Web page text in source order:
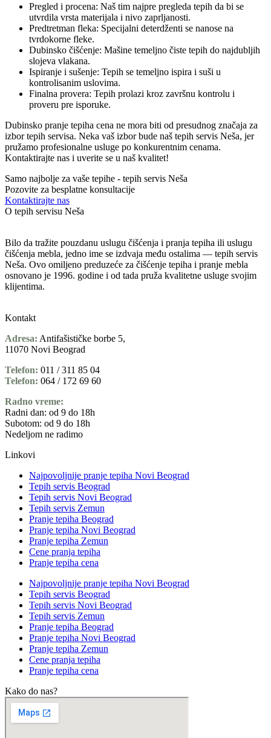
Pregled i procena: Naš tim najpre pregleda tepih da bi se
utvrdila vrsta materijala i nivo zaprljanosti.
Predtretman fleka: Specijalni deterdženti se nanose na
tvrdokorne fleke.
Dubinsko čišćenje: Mašine temeljno čiste tepih do najdubljih
slojeva vlakana.
Ispiranje i sušenje: Tepih se temeljno ispira i suši u
kontrolisanim uslovima.
Finalna provera: Tepih prolazi kroz završnu kontrolu i
proveru pre isporuke.
Dubinsko pranje tepiha cena ne mora biti od presudnog značaja za
izbor tepih servisa. Neka vaš izbor bude naš tepih servis Neša, jer
pružamo profesionalne usluge po konkurentnim cenama.
Kontaktirajte nas i uverite se u naš kvalitet!
Samo najbolje za vaše tepihe - tepih servis Neša
Pozovite za besplatne konsultacije
Kontaktirajte nas
O tepih servisu Neša
Bilo da tražite pouzdanu uslugu čišćenja i pranja tepiha ili uslugu
čišćenja mebla, jedno ime se izdvaja među ostalima — tepih servis
Neša. Ovo omiljeno preduzeće za čišćenje tepiha i pranje mebla
osnovano je 1996. godine i od tada pruža kvalitetne usluge svojim
klijentima.
Kontakt
Adresa: Antifašističke borbe 5,
11070 Novi Beograd
Telefon: 011 / 311 85 04
Telefon: 064 / 172 69 60
Radno vreme:
Radni dan: od 9 do 18h
Subotom: od 9 do 18h
Nedeljom ne radimo
Linkovi
Najpovoljnije pranje tepiha Novi Beograd
Tepih servis Beograd
Tepih servis Novi Beograd
Tepih servis Zemun
Pranje tepiha Beograd
Pranje tepiha Novi Beograd
Pranje tepiha Zemun
Cene pranja tepiha
Pranje tepiha cena
Najpovoljnije pranje tepiha Novi Beograd
Tepih servis Beograd
Tepih servis Novi Beograd
Tepih servis Zemun
Pranje tepiha Beograd
Pranje tepiha Novi Beograd
Pranje tepiha Zemun
Cene pranja tepiha
Pranje tepiha cena
Kako do nas?